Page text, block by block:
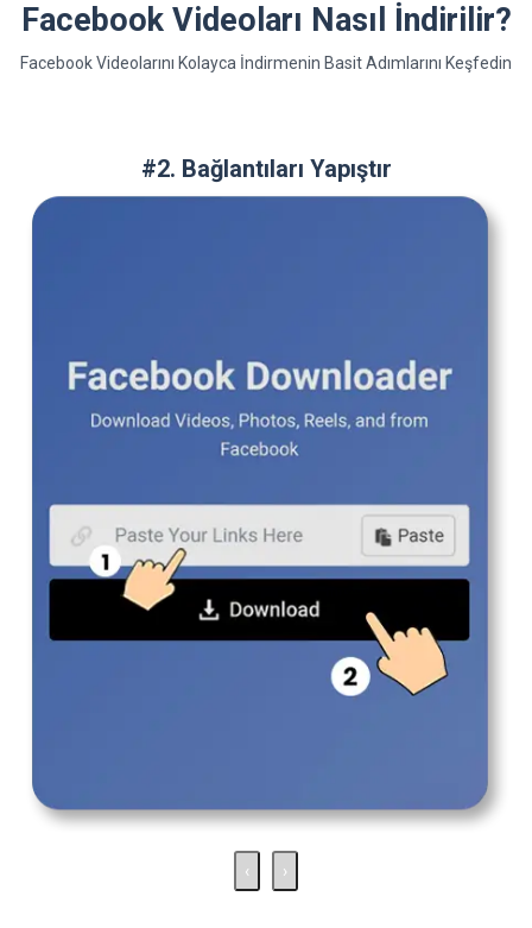
Facebook Videoları Nasıl İndirilir?
Facebook Videolarını Kolayca İndirmenin Basit Adımlarını Keşfedin
#2. Bağlantıları Yapıştır
‹ ›